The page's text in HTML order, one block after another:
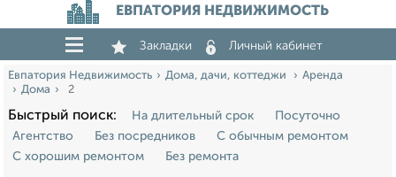
ЕВПАТОРИЯ НЕДВИЖИМОСТЬ
Закладки Личный кабинет
Евпатория Недвижимость Дома, дачи, коттеджи
Аренда
Дома
2
Быстрый поиск: На длительный срок
Посуточно
Агентство
Без посредников
С обычным ремонтом
С хорошим ремонтом
Без ремонта